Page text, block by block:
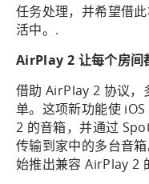
任务处理，并希望借
活中。.
AirPlay 2 让每个房间
借助 AirPlay 2 协议，
单。这项新功能使
2 的音箱，并通过
传输到家中的多台音
始推出兼容 AirPlay 2